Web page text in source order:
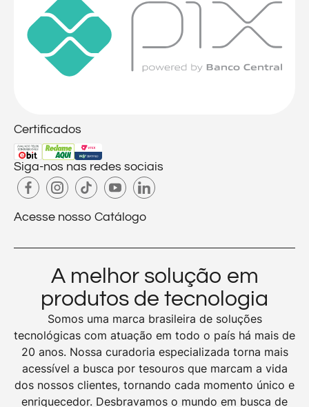
Certificados
Siga-nos nas redes sociais
Acesse nosso Catálogo
A melhor solução em
produtos de tecnologia
Somos uma marca brasileira de soluções
tecnológicas com atuação em todo o país há mais de
20 anos. Nossa curadoria especializada torna mais
acessível a busca por tesouros que marcam a vida
dos nossos clientes, tornando cada momento único e
enriquecedor. Desbravamos o mundo em busca de